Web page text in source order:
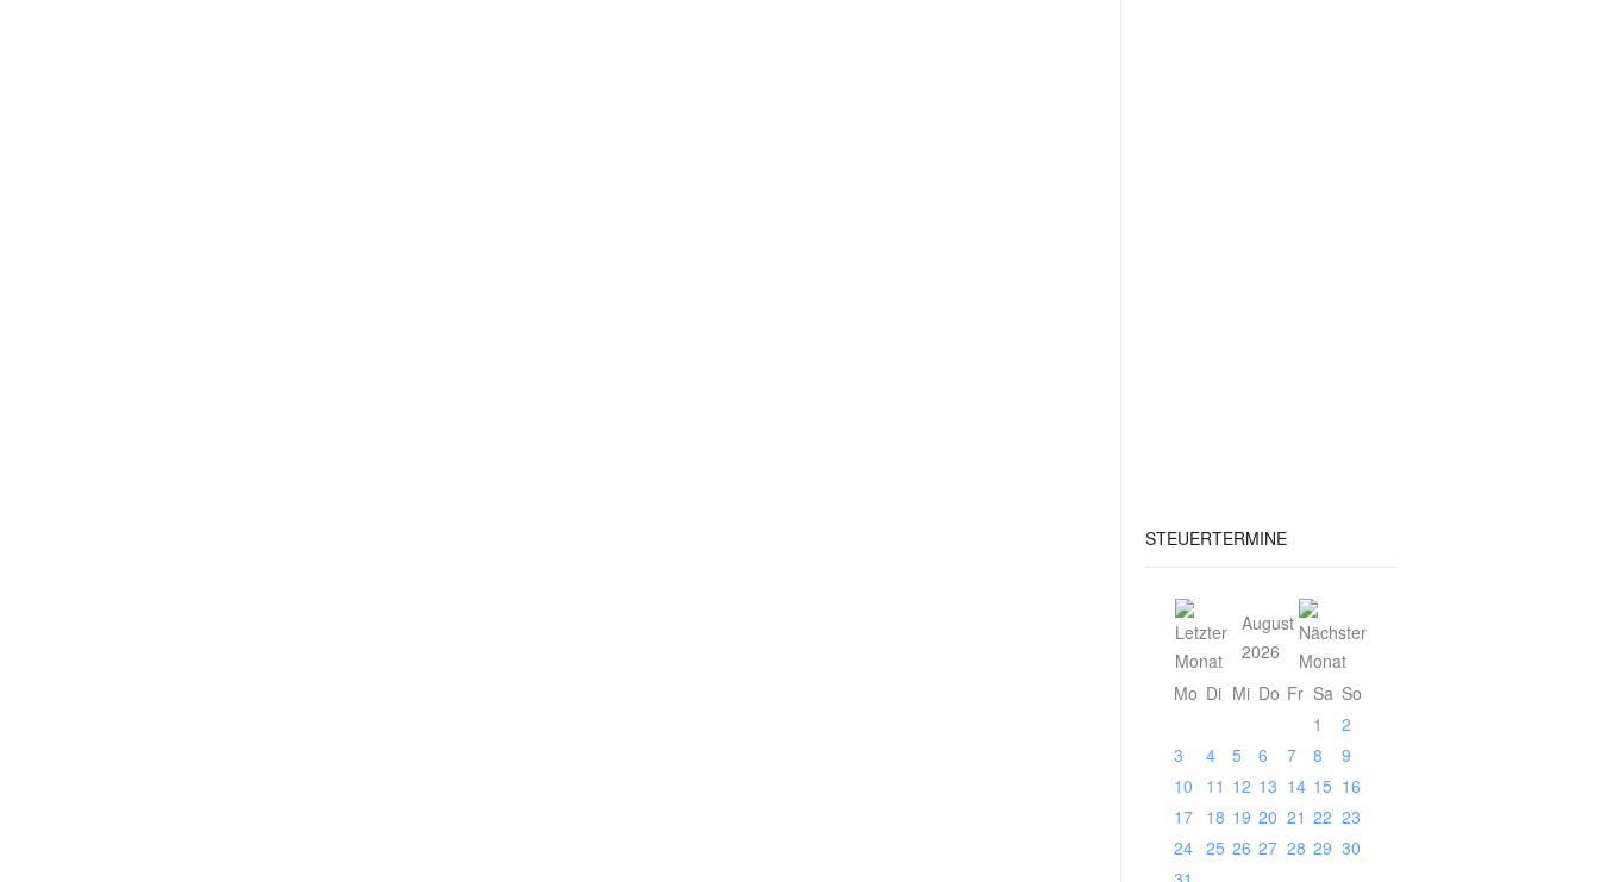
STEUERTERMINE
August
2026
Mo Di Mi Do Fr Sa So
1
2
3
4 5 6 7 8
9
10
11 12 13 14 15 16
17
18 19 20 21 22 23
24 25 26 27 28 29 30